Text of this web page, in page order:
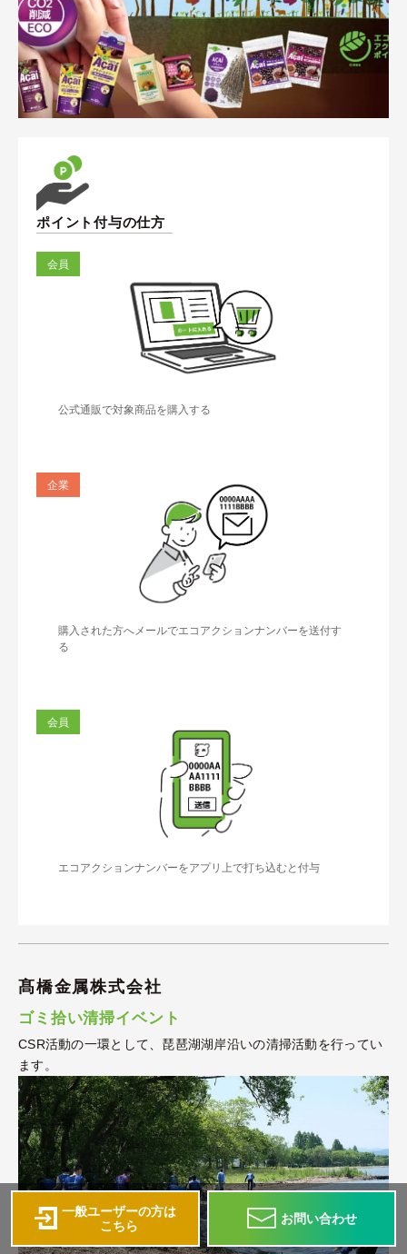
ポイント付与の仕方
会員
公式通販で対象商品を購入する
企業
購入された方へメールでエコアクションナンバーを送付す
る
会員
エコアクションナンバーをアプリ上で打ち込むと付与
髙橋金属株式会社
ゴミ拾い清掃イベント
CSR活動の一環として、琵琶湖湖岸沿いの清掃活動を行ってい
ます。
一般ユーザーの方は
こちら
お問い合わせ